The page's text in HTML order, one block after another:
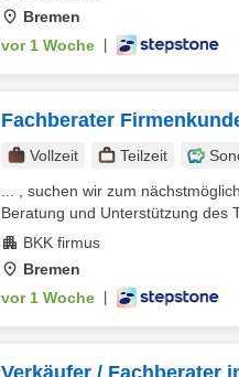
Bremen
vor 1 Woche
Fachberater
Vollzeit Teilzeit
... , suchen wir zum
Beratung und Unterstützung des
BKK firmus
Bremen
vor 1 Woche
Verkäufer / Fachberater